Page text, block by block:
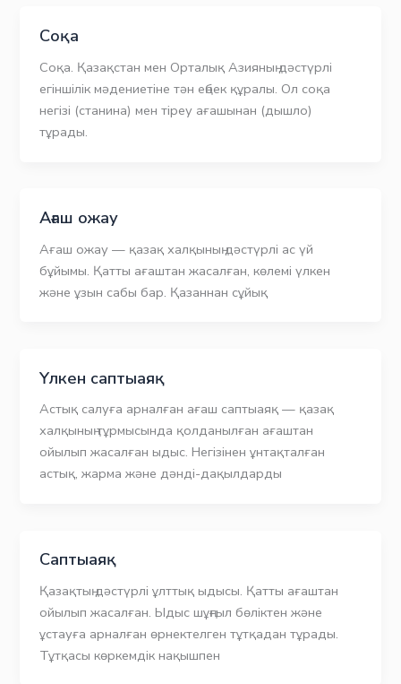
Соқа
Соқа. Қазақстан мен Орталық Азияның дәстүрлі
егіншілік мәдениетіне тән еңбек құралы. Ол соқа
негізі (станина) мен тіреу ағашынан (дышло)
тұрады.
Ағаш ожау
Ағаш ожау — қазақ халқының дәстүрлі ас үй
бұйымы. Қатты ағаштан жасалған, көлемі үлкен
және ұзын сабы бар. Қазаннан сұйық
Үлкен саптыаяқ
Астық салуға арналған ағаш саптыаяқ — қазақ
халқының тұрмысында қолданылған ағаштан
ойылып жасалған ыдыс. Негізінен ұнтақталған
астық, жарма және дәнді-дақылдарды
Саптыаяқ
Қазақтың дәстүрлі ұлттық ыдысы. Қатты ағаштан
ойылып жасалған. Ыдыс шұңғыл бөліктен және
ұстауға арналған өрнектелген тұтқадан тұрады.
Тұтқасы көркемдік нақышпен